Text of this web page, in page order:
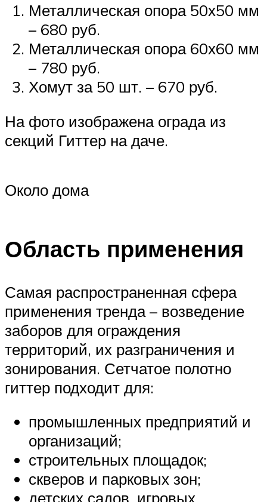
Металлическая опора 50х50 мм
– 680 руб.
Металлическая опора 60х60 мм
– 780 руб.
Хомут за 50 шт. – 670 руб.
На фото изображена ограда из
секций Гиттер на даче.
Около дома
Область применения
Самая распространенная сфера
применения тренда – возведение
заборов для ограждения
территорий, их разграничения и
зонирования. Сетчатое полотно
гиттер подходит для:
промышленных предприятий и
организаций;
строительных площадок;
скверов и парковых зон;
детских садов, игровых